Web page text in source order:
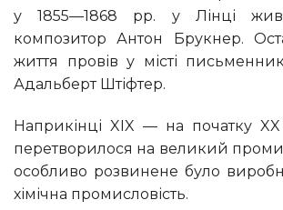
у 1855—1868 pp. у Лінці жив
композитор Антон Брукнер.
життя провів у місті
Адальберт Штіфтер.
Наприкінці XIX — на початку XX століття місто
перетворилося на великий
особливо розвинене було
хімічна промисловість.